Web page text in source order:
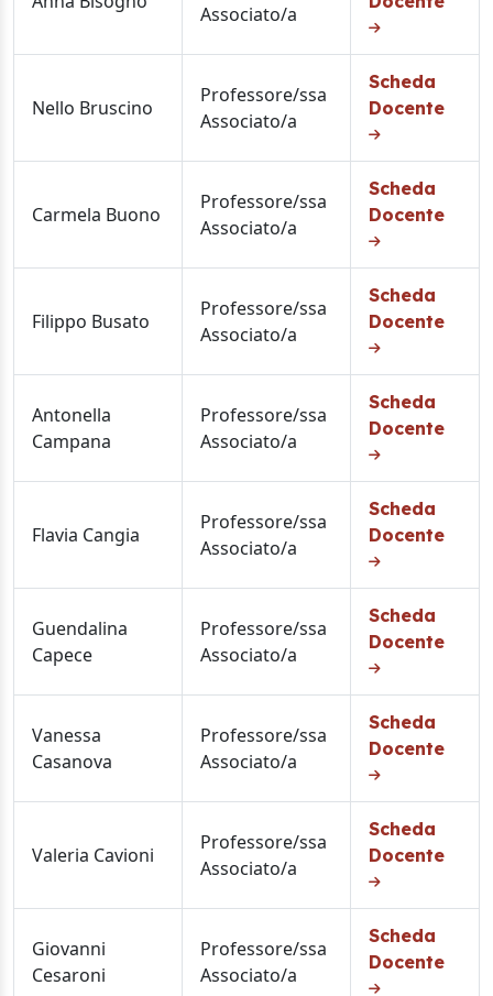
Associato/a
Nello Bruscino
Professore/ssa
Associato/a
Scheda
Docente
Carmela Buono
Professore/ssa
Associato/a
Scheda
Docente
Filippo Busato
Professore/ssa
Associato/a
Scheda
Docente
Antonella
Campana
Professore/ssa
Associato/a
Scheda
Docente
Flavia Cangia
Professore/ssa
Associato/a
Scheda
Docente
Guendalina
Capece
Professore/ssa
Associato/a
Scheda
Docente
Vanessa
Casanova
Professore/ssa
Associato/a
Scheda
Docente
Valeria Cavioni
Professore/ssa
Associato/a
Scheda
Docente
Giovanni
Cesaroni
Professore/ssa
Associato/a
Scheda
Docente